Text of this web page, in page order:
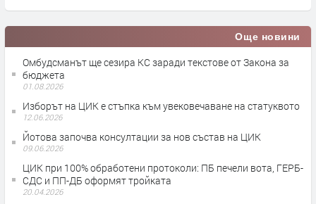
Още новини
Омбудсманът ще сезира КС заради текстове от Закона за
бюджета
01.08.2026
Изборът на ЦИК е стъпка към увековечаване на статуквото
12.06.2026
Йотова започва консултации за нов състав на ЦИК
09.06.2026
ЦИК при 100% обработени протоколи: ПБ печели вота, ГЕРБ-
СДС и ПП-ДБ оформят тройката
20.04.2026